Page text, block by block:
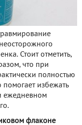
Стоит отметить,
что при
полностью
помогает избежать
ежедневном
флаконе